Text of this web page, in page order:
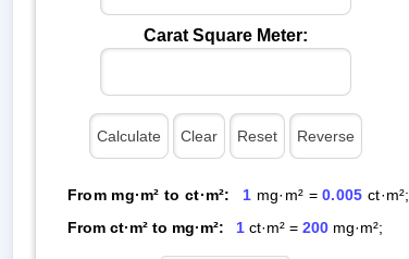
Carat Square Meter:
From mg·m² to ct·m²: 1 mg·m² =0.005 ct·m²;
From ct·m² to mg·m²:
1ct·m² = 200mg·m²;